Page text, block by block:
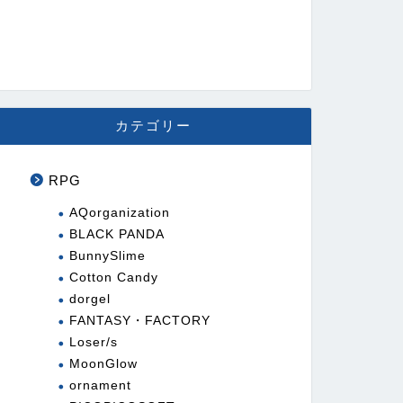
カテゴリー
RPG
AQorganization
BLACK PANDA
BunnySlime
Cotton Candy
dorgel
FANTASY・FACTORY
Loser/s
MoonGlow
ornament